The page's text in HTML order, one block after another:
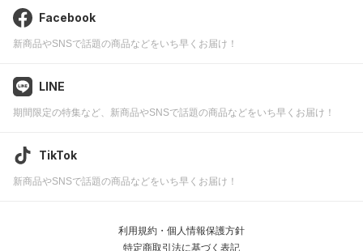
Facebook
新商品やSNSで話題の商品などをいち早くお届け！
LINE
期間限定の特集など、新商品やSNSで話題の商品などをいち早くお届け！
TikTok
新商品やSNSで話題の商品などをいち早くお届け！
利用規約・個人情報保護方針
特定商取引法に基づく表記